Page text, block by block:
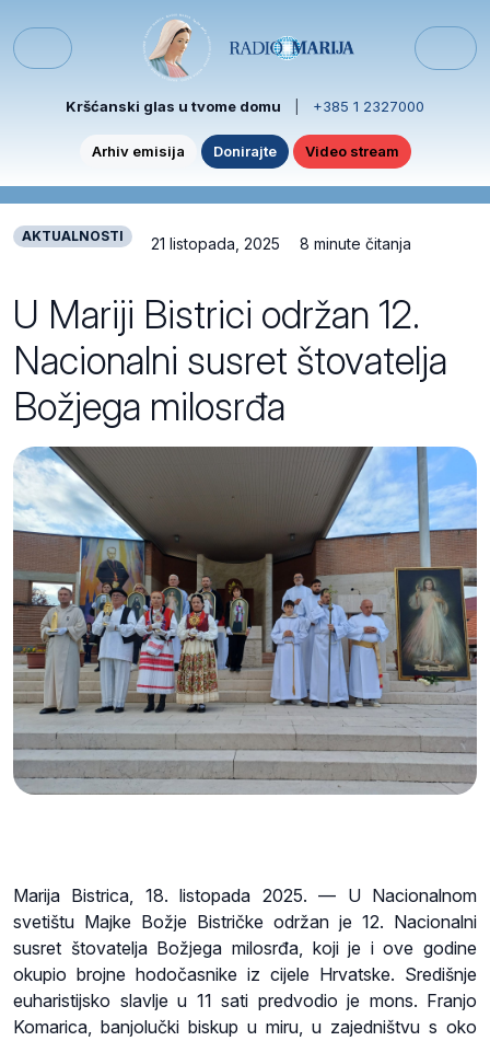
Menu
Kršćanski glas u tvome domu +385 1 2327000
Arhiv emisija Donirajte Video stream
AKTUALNOSTI 21 listopada, 2025 8 minute čitanja
U Mariji Bistrici održan 12.
Nacionalni susret štovatelja
Božjega milosrđa
Marija Bistrica, 18. listopada 2025. — U Nacionalnom
svetištu Majke Božje Bistričke održan je 12. Nacionalni
susret štovatelja Božjega milosrđa, koji je i ove godine
okupio brojne hodočasnike iz cijele Hrvatske. Središnje
euharistijsko slavlje u 11 sati predvodio je mons. Franjo
Komarica, banjolučki biskup u miru, u zajedništvu s oko